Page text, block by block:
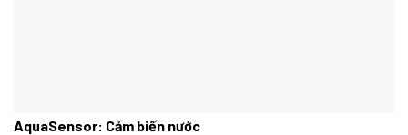
AquaSensor: Cảm biến nước